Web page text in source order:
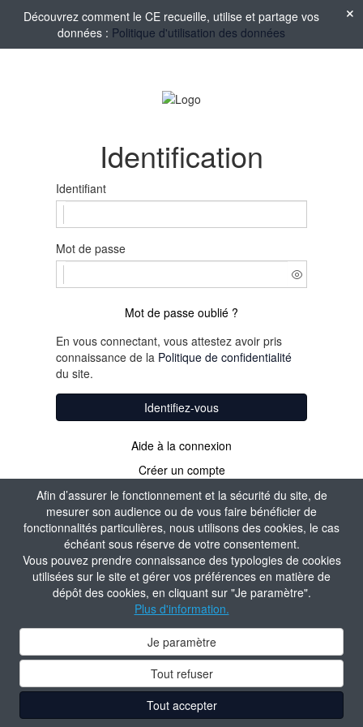
Afin d’assurer le fonctionnement et la sécurité du site, de
mesurer son audience ou de vous faire bénéficier de
fonctionnalités particulières, nous utilisons des cookies, le cas
échéant sous réserve de votre consentement.
Vous pouvez prendre connaissance des typologies de cookies
utilisées sur le site et gérer vos préférences en matière de
dépôt des cookies, en cliquant sur "Je paramètre".
Plus d'information.
Je paramètre
Tout refuser
Tout accepter
Découvrez comment le CE recueille, utilise et partage vos
données : Politique d'utilisation des données
Identification
Identifiant
Mot de passe
Mot de passe oublié ?
En vous connectant, vous attestez avoir pris
connaissance de la Politique de confidentialité
du site.
Identifiez-vous
Aide à la connexion
Créer un compte